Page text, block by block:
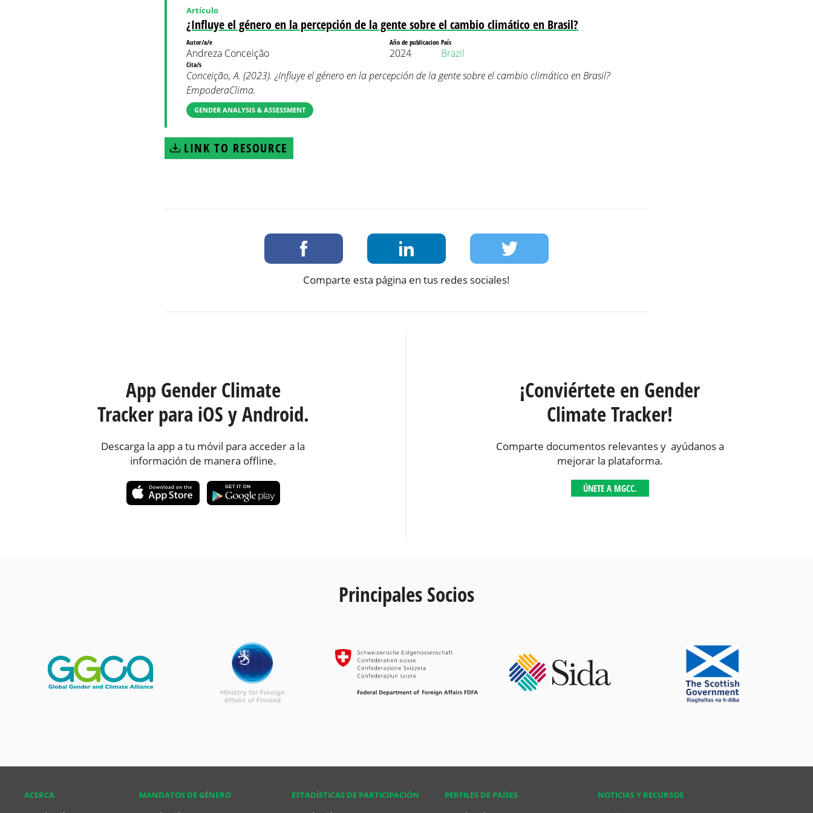
¿Influye el género en la percepción de la gente sobre el cambio climático en Brasil?
Artículo
Autor/a/e
Andreza Conceição
Año de publicacion
2024
País
Brazil
Cita/s
Conceição, A. (2023). ¿Influye el género en la percepción de la gente sobre el cambio climático en Brasil?
EmpoderaClima.
GENDER ANALYSIS & ASSESSMENT
LINK TO RESOURCE
Comparte esta página en tus redes sociales!
App Gender Climate
Tracker para iOS y Android.
Descarga la app a tu móvil para acceder a la
información de manera offline.
¡Conviértete en Gender
Climate Tracker!
Comparte documentos relevantes y ayúdanos a
mejorar la plataforma.
ÚNETE A MGCC.
Principales Socios
ACERCA
NOTICIAS Y RECURSOS
MANDATOS DE GÉNERO
ESTADÍSTICAS DE PARTICIPACIÓN
PERFILES DE PAÍSES